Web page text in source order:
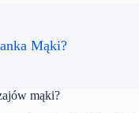
Mąki?
mąki?